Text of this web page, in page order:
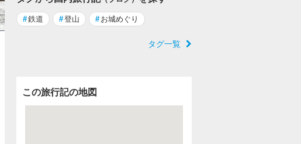
#鉄道 #登山 # お城めぐり
タグ一覧
この旅行記の地図